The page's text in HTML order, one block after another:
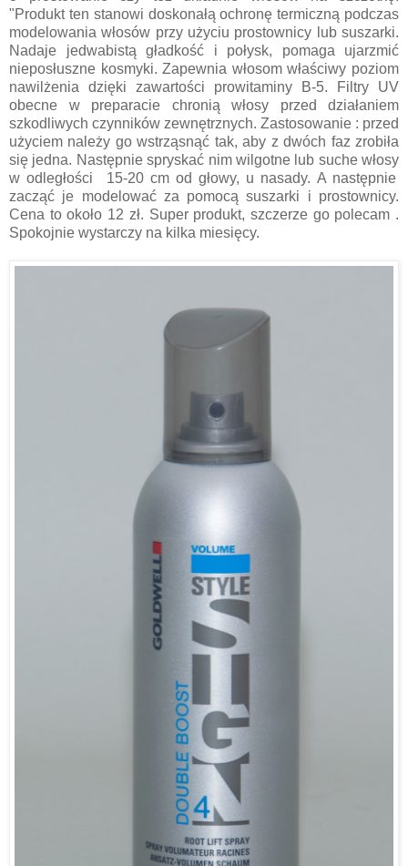
"Produkt ten stanowi doskonałą ochronę termiczną podczas
modelowania włosów przy użyciu prostownicy lub suszarki.
Nadaje jedwabistą gładkość i połysk, pomaga ujarzmić
nieposłuszne kosmyki. Zapewnia włosomwłaściwy poziom
nawilżenia dzięki zawartości prowitaminy B-5. Filtry UV
obecne w preparacie chronią włosy przed działaniem
szkodliwych czynników zewnętrznych. Zastosowanie : przed
użyciem należy go wstrząsnąć tak, aby z dwóch faz zrobiła
się jedna. Następnie spryskać nim wilgotne lub suche włosy
w odległości 15-20 cmod głowy, u nasady. A następnie
zacząć je modelować za pomocą suszarki i prostownicy.
Cena to około 12 zł. Super produkt, szczerze go polecam .
Spokojnie wystarczy na kilka miesięcy.